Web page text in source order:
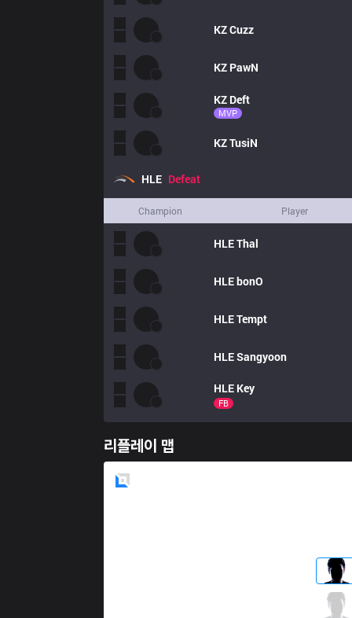
KZCuzz
KZ PawN
KZ Deft
MVP
KZTusiN
HLE Defeat
Champion Player
HLEThal
HLEbonO
HLETempt
HLESangyoon
HLE Key
FB
리플레이 맵